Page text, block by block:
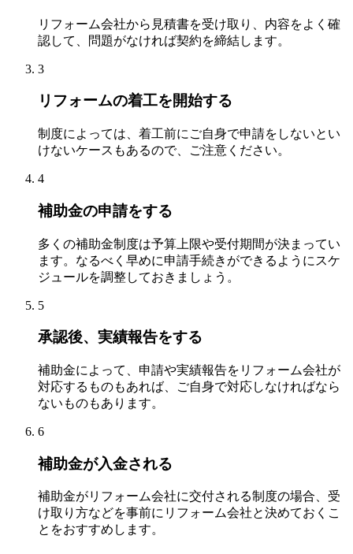
リフォーム会社から見積書を受け取り、内容をよく確
認して、問題がなければ契約を締結します。
3
リフォームの着工を開始する
制度によっては、着工前にご自身で申請をしないとい
けないケースもあるので、ご注意ください。
4
補助金の申請をする
多くの補助金制度は予算上限や受付期間が決まってい
ます。なるべく早めに申請手続きができるようにスケ
ジュールを調整しておきましょう。
5
承認後、実績報告をする
補助金によって、申請や実績報告をリフォーム会社が
対応するものもあれば、ご自身で対応しなければなら
ないものもあります。
6
補助金が入金される
補助金がリフォーム会社に交付される制度の場合、受
け取り方などを事前にリフォーム会社と決めておくこ
とをおすすめします。